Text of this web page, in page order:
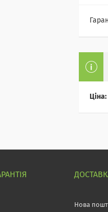
Ціна:
Нова